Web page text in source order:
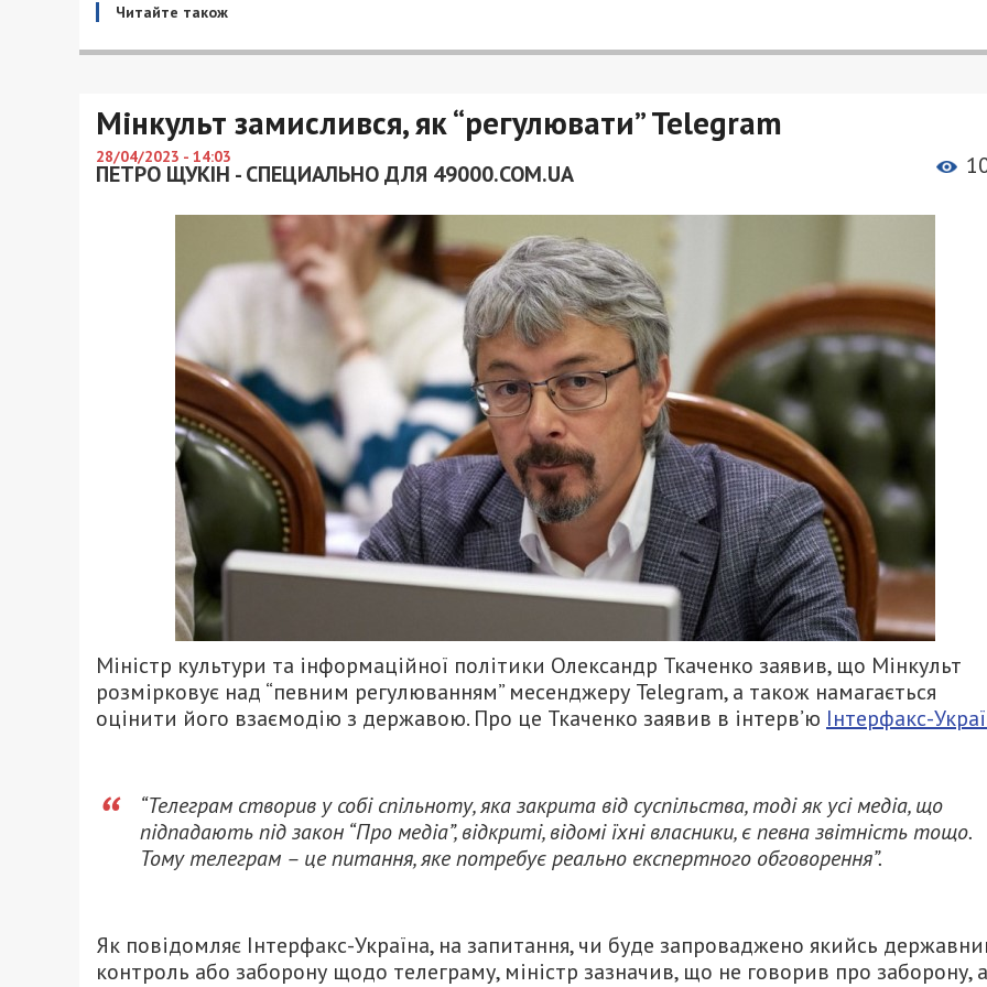
Читайте також
Мінкульт замислився, як “регулювати” Telegram
28/04/2023 - 14:03
ПЕТРО ЩУКІН - СПЕЦИАЛЬНО ДЛЯ 49000.COM.UA
Міністр культури та інформаційної політики Олександр Ткаченко заявив, що Мінкульт
розмірковує над “певним регулюванням” месенджеру Telegram, а також намагається
оцінити його взаємодію з державою. Про це Ткаченко заявив в інтерв’ю Інтерфакс-
“Телеграм створив у собі спільноту, яка закрита від суспільства, тоді як усі медіа, що
підпадають під закон “Про медіа”, відкриті, відомі їхні власники, є певна звітність тощо.
Тому телеграм – це питання, яке потребує реально експертного обговорення”.
Як повідомляє Інтерфакс-Україна, на запитання, чи буде запроваджено якийсь
контроль або заборону щодо телеграму, міністр зазначив, що не говорив про заборону, а